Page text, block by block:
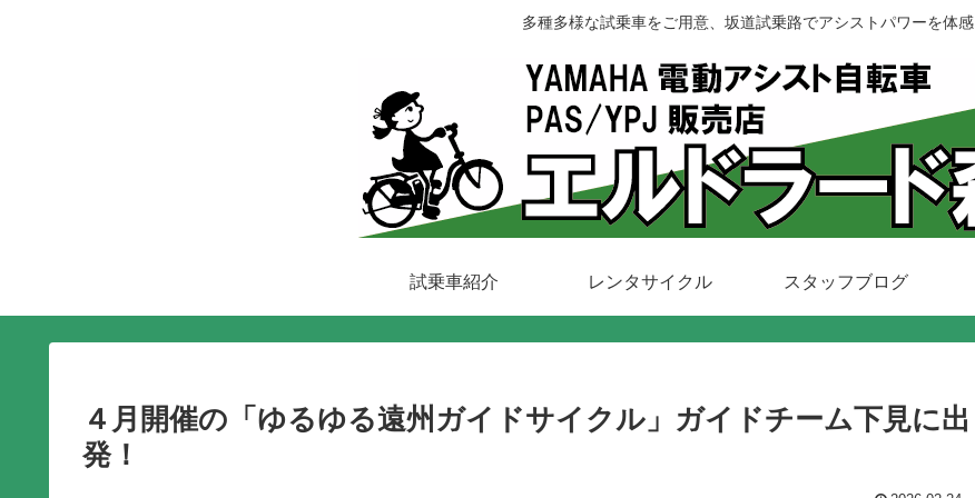
多種多様な試乗車をご用意、坂道試乗路でアシストパワーを体感
試乗車紹介 レンタサイクル スタッフブログ
４月開催の「ゆるゆる遠州ガイドサイクル」ガイドチーム下見に出
発！